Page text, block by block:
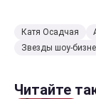
Катя Осадчая
Звезды шоу-
Читайте